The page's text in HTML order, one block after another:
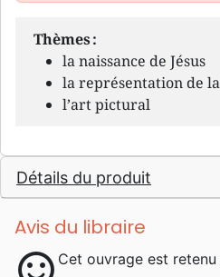
Thèmes :
la naissance de Jésus
la représentation de
l’art pictural
Détails du produit
Avis du libraire
Cet ouvrage est